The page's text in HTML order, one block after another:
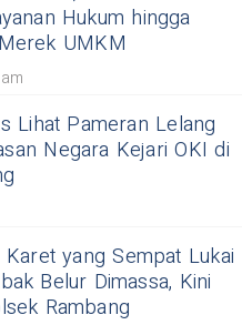
Hukum hingga
UMKM
Lihat Pameran Lelang
Negara Kejari OKI di
yang Sempat Lukai
Belur Dimassa, Kini
Rambang